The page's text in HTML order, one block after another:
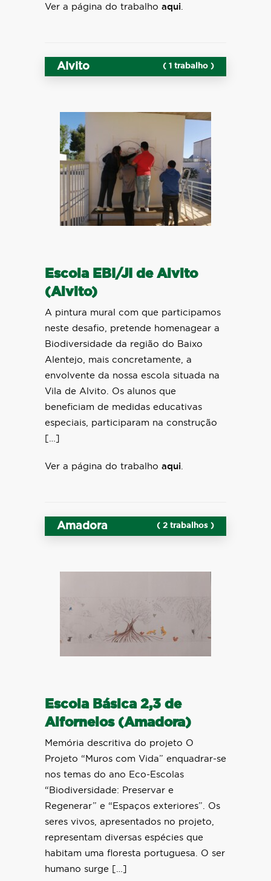
Ver a página do trabalho aqui.
Alvito ( 1 trabalho )
Escola EBI/JI de Alvito
(Alvito)
A pintura mural com que participamos
neste desafio, pretende homenagear a
Biodiversidade da região do Baixo
Alentejo, mais concretamente, a
envolvente da nossa escola situada na
Vila de Alvito. Os alunos que
beneficiam de medidas educativas
especiais, participaram na construção
[…]
Ver a página do trabalho aqui.
Amadora ( 2 trabalhos )
Escola Básica 2,3 de
Alfornelos (Amadora)
Memória descritiva do projeto O
Projeto “Muros com Vida” enquadrar-se
nos temas do ano Eco-Escolas
“Biodiversidade: Preservar e
Regenerar” e “Espaços exteriores”. Os
seres vivos, apresentados no projeto,
representam diversas espécies que
habitam uma floresta portuguesa. O ser
humano surge […]